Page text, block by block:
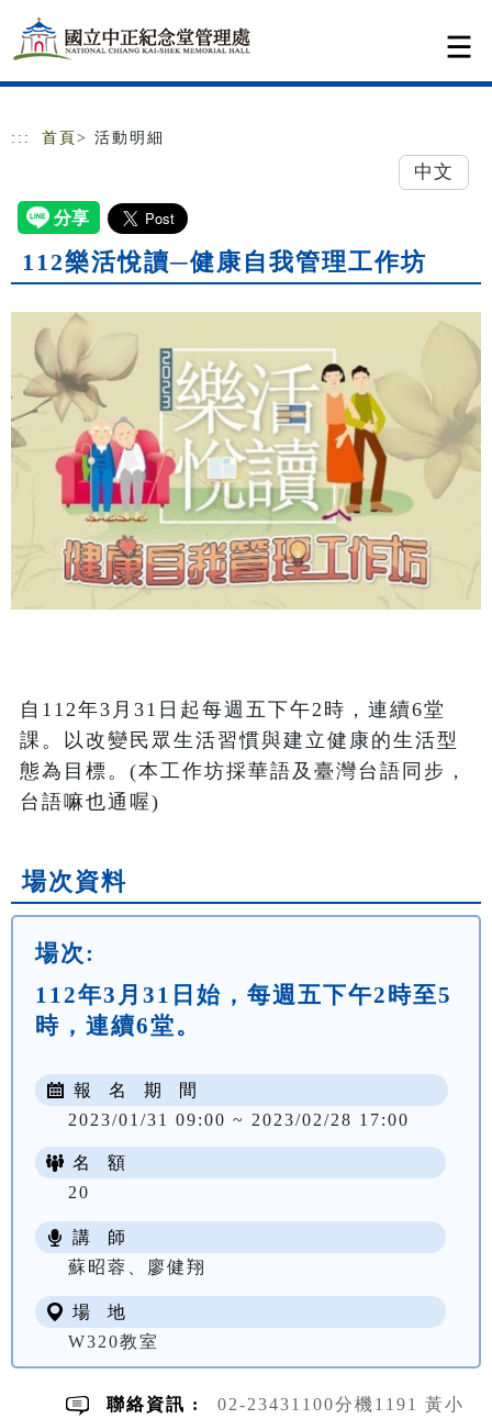
跳到主要內容
網站導覽
::: 首頁 > 活動明細
中文
112樂活悅讀─健康自我管理工作坊
自112年3月31日起每週五下午2時，連續6堂
課。以改變民眾生活習慣與建立健康的生活型
態為目標。(本工作坊採華語及臺灣台語同步，
台語嘛也通喔)
場次資料
場次:
112年3月31日始，每週五下午2時至5
時，連續6堂。
報 名 期 間
2023/01/31 09:00 ~ 2023/02/28 17:00
名 額
20
講 師
蘇昭蓉、廖健翔
場 地
W320教室
聯絡資訊 :
02-23431100分機1191 黃小